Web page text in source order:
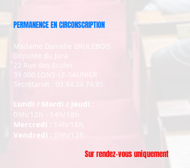
PERMANENCE EN CIRCONSCRIPTION
Madame Danielle BRULEBOIS
Députée du Jura
22 Rue des Ecoles
39 000 LONS-LE-SAUNIER
Secrétariat : 03.84.24.74.95
Lundi / Mardi / Jeudi :
09h/12h - 14h/18h
Mercredi : 14h/18h
Vendredi : 09h/12h
Sur rendez-vous uniquement